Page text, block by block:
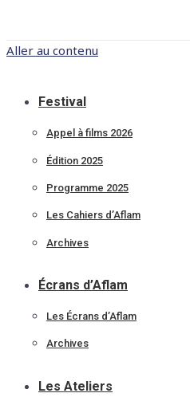
Aller au contenu
Festival
Appel à films 2026
Édition 2025
Programme 2025
Les Cahiers d’Aflam
Archives
Écrans d’Aflam
Les Écrans d’Aflam
Archives
Les Ateliers